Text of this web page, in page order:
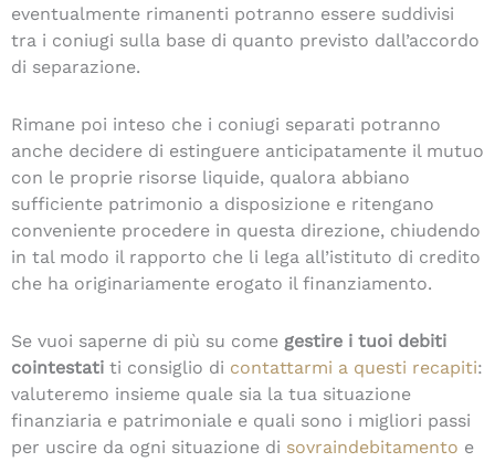
eventualmente rimanenti potranno essere suddivisi
tra i coniugi sulla base di quanto previsto dall’accordo
di separazione.
Rimane poi inteso che i coniugi separati potranno
anche decidere di estinguere anticipatamente il mutuo
con le proprie risorse liquide, qualora abbiano
sufficiente patrimonio a disposizione e ritengano
conveniente procedere in questa direzione, chiudendo
in tal modo il rapporto che li lega all’istituto di credito
che ha originariamente erogato il finanziamento.
Se vuoi saperne di più su come gestire i tuoi debiti
cointestati ti consiglio di contattarmi a questi recapiti:
valuteremo insieme quale sia la tua situazione
finanziaria e patrimoniale e quali sono i migliori passi
per uscire da ogni situazione di sovraindebitamento e